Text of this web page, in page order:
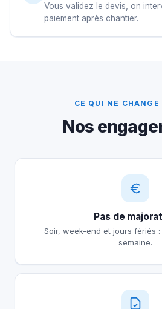
Vous validez le devis, on
paiement après chantier.
CE QUI NE
Nos
Pas de
Soir, week-end et jours fériés
semaine.